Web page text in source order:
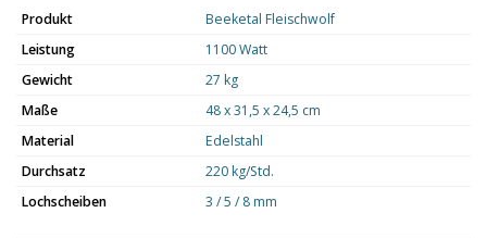
Produkt
Beeketal Fleischwolf
Leistung
1100 Watt
Gewicht
27 kg
Maße
48 x 31,5 x 24,5 cm
Material
Edelstahl
Durchsatz
220 kg/Std.
Lochscheiben
3 / 5 / 8 mm